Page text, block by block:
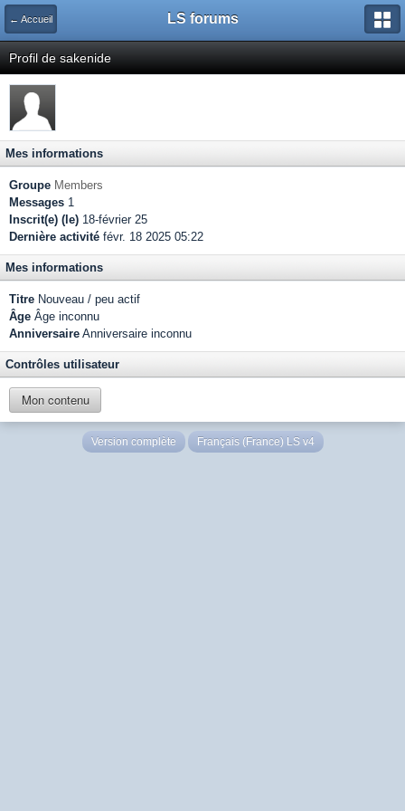
← Accueil LS forums
Profil de sakenide
Mes informations
Groupe Members
Messages 1
Inscrit(e) (le) 18-février 25
Dernière activité févr. 18 2025 05:22
Mes informations
Titre Nouveau / peu actif
Âge Âge inconnu
Anniversaire Anniversaire inconnu
Contrôles utilisateur
Mon contenu
Version complète Français (France) LS v4